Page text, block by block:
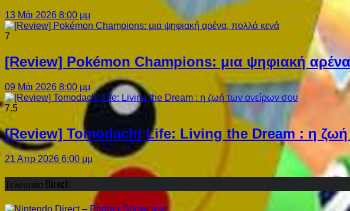
13 Μάι 2026 8:00 μμ
7
[Review] Pokémon Champions: μια ψηφιακή
09 Μάι 2026 8:00 μμ
7.5
[Review] Tomodachi Life: Living the Dream : η
21 Απρ 2026 6:00 μμ
Τελευταίο Direct: